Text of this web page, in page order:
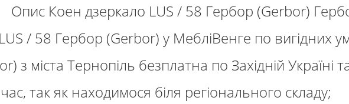
Опис Коен дзеркало LUS / 58 Гербор (Gerbor)
/ 58 Гербор (Gerbor) у МебліВенге по вигідних
з міста Тернопіль безплатна по Західній Україні
так як находимося біля регіонального складу;